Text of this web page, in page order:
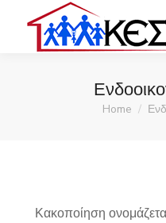
You are
Home
Κακοποίηση